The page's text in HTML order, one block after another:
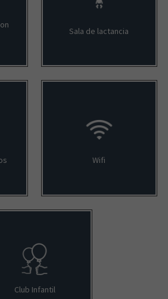
Sala de lactancia
Wifi
Club Infantil